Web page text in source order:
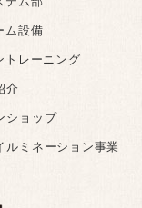
ム設備
トレーニング
介
ショップ
ルミネーション事業